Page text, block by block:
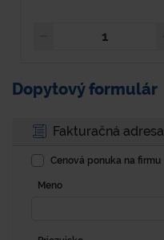
Dopytový formulár
Fakturačná adresa
Cenová ponuka na firmu
Meno